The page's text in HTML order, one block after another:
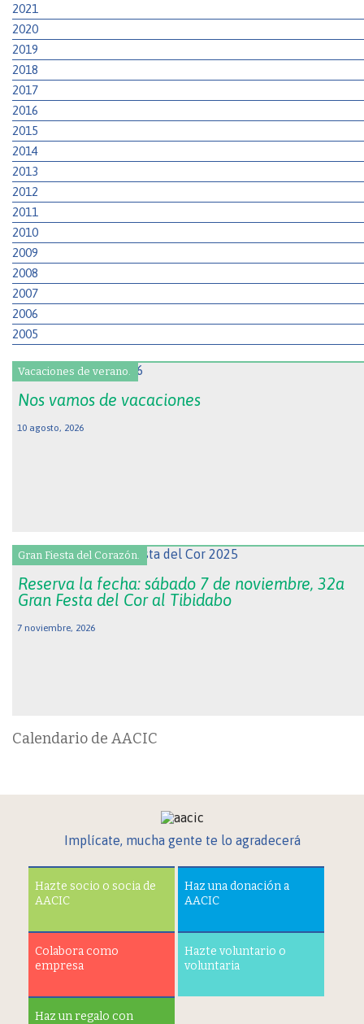
2021
2020
2019
2018
2017
2016
2015
2014
2013
2012
2011
2010
2009
2008
2007
2006
2005
Vacaciones de verano.
Nos vamos de vacaciones
10 agosto, 2026
Gran Fiesta del Corazón.
Reserva la fecha: sábado 7 de noviembre, 32a
Gran Festa del Cor al Tibidabo
7 noviembre, 2026
Calendario de AACIC
Implícate, mucha gente te lo agradecerá
Hazte socio o socia de
AACIC
Haz una donación a
AACIC
Colabora como
empresa
Hazte voluntario o
voluntaria
Haz un regalo con